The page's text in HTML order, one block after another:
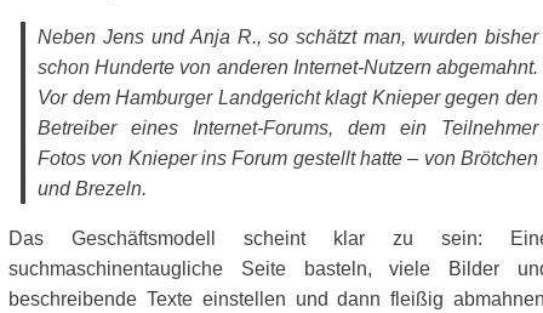
Neben Jens und Anja R., so schätzt man, wurden bisher
schon Hunderte von anderen Internet-Nutzern abgemahnt.
Vor dem Hamburger Landgericht klagt Knieper gegen den
Betreiber eines Internet-Forums, dem ein Teilnehmer
Fotos von Knieper ins Forum gestellt hatte – von Brötchen
und Brezeln.
Das Geschäftsmodell scheint klar zu sein:
suchmaschinentaugliche Seite basteln, viele Bilder
beschreibende Texte einstellen und dann fleißig